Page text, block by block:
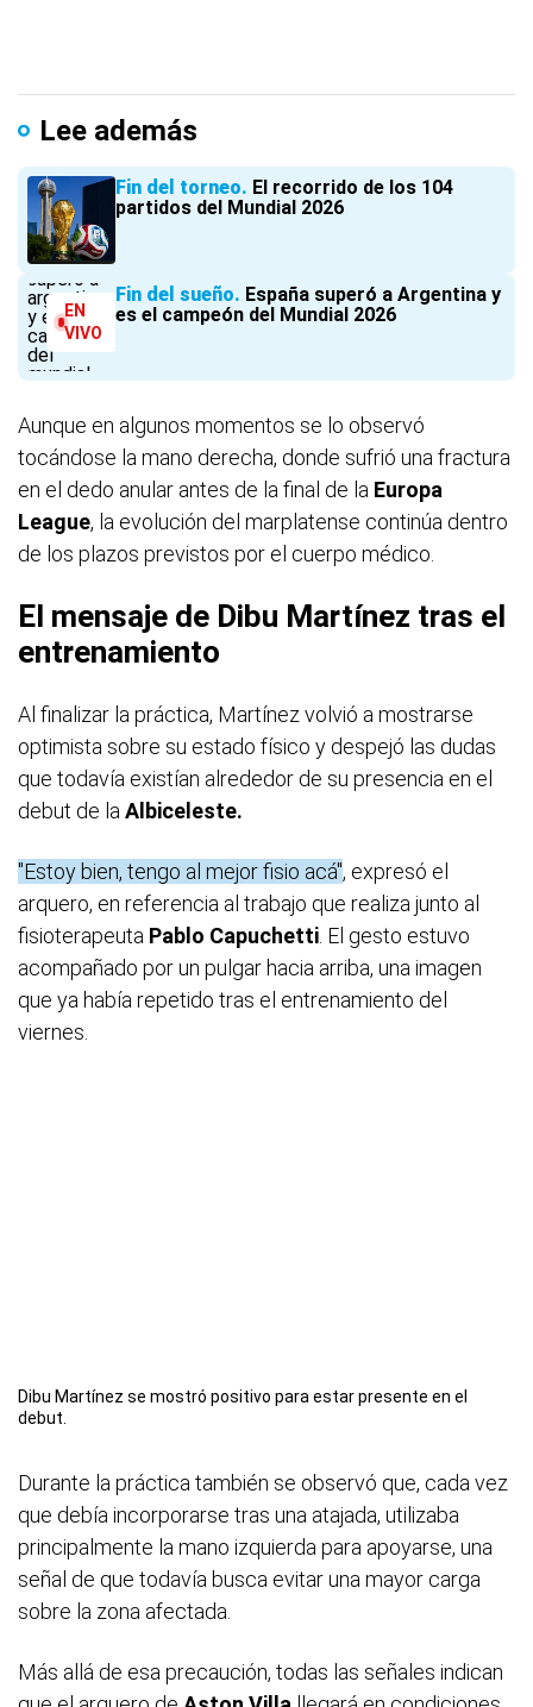
Lee además
Fin del torneo El recorrido de los 104
partidos del Mundial 2026
EN
VIVO
Fin del sueño España superó a Argentina y
es el campeón del Mundial 2026
Aunque en algunos momentos se lo observó
tocándose la mano derecha, donde sufrió una fractura
en el dedo anular antes de la final de la Europa
League, la evolución del marplatense continúa dentro
de los plazos previstos por el cuerpo médico.
El mensaje de Dibu Martínez tras el
entrenamiento
Al finalizar la práctica, Martínez volvió a mostrarse
optimista sobre su estado físico y despejó las dudas
que todavía existían alrededor de su presencia en el
debut de la Albiceleste.
"Estoy bien, tengo al mejor fisio acá", expresó el
arquero, en referencia al trabajo que realiza junto al
fisioterapeuta Pablo Capuchetti . El gesto estuvo
acompañado por un pulgar hacia arriba, una imagen
que ya había repetido tras el entrenamiento del
viernes.
Dibu Martínez se mostró positivo para estar presente en el
debut.
Durante la práctica también se observó que, cada vez
que debía incorporarse tras una atajada, utilizaba
principalmente la mano izquierda para apoyarse, una
señal de que todavía busca evitar una mayor carga
sobre la zona afectada.
Más allá de esa precaución, todas las señales indican